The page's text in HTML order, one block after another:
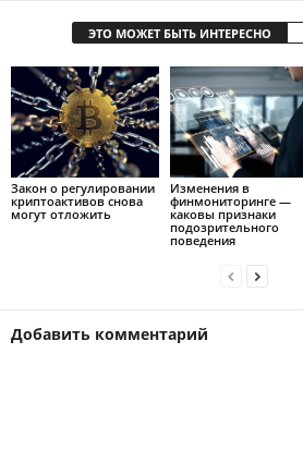
ЭТО МОЖЕТ БЫТЬ ИНТЕРЕСНО
Закон о регулировании
криптоактивов снова
могут отложить
Изменения в
финмониторинге —
каковы признаки
подозрительного
поведения
Добавить комментарий